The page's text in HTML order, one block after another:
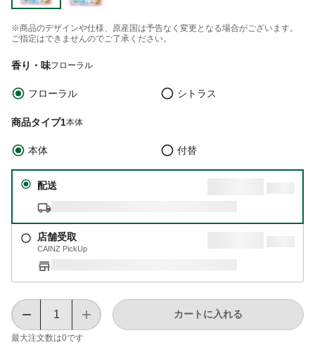
※商品のデザインや仕様、原産国は予告なく変更となる場合がございます。
ご指定はできませんのでご了承ください。
香り・味フローラル
フローラル シトラス
商品タイプ1本体
本体 付替
配送
店舗受取
CAINZ PickUp
最大注文数は0です
カートに入れる